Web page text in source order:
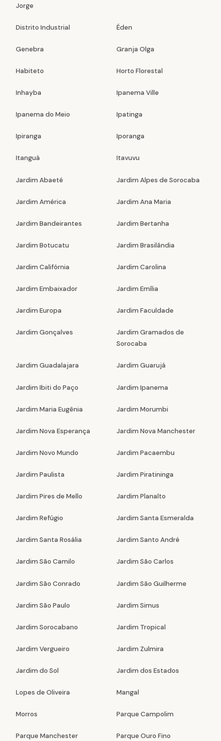
Jorge
Distrito Industrial Éden
Genebra Granja Olga
Habiteto Horto Florestal
Inhayba Ipanema Ville
Ipanema do Meio Ipatinga
Ipiranga Iporanga
Itanguá Itavuvu
Jardim Abaeté Jardim Alpes de Sorocaba
Jardim América Jardim Ana Maria
Jardim Bandeirantes Jardim Bertanha
Jardim Botucatu Jardim Brasilândia
Jardim Califórnia Jardim Carolina
Jardim Embaixador Jardim Emília
Jardim Europa Jardim Faculdade
Jardim Gonçalves
Jardim Gramados de
Sorocaba
Jardim Guadalajara Jardim Guarujá
Jardim Ibiti do Paço Jardim Ipanema
Jardim Maria Eugênia Jardim Morumbi
Jardim Nova Esperança Jardim Nova Manchester
Jardim Novo Mundo Jardim Pacaembu
Jardim Paulista Jardim Piratininga
Jardim Pires de Mello Jardim Planalto
Jardim Refúgio Jardim Santa Esmeralda
Jardim Santa Rosália Jardim Santo André
Jardim São Camilo Jardim São Carlos
Jardim São Conrado Jardim São Guilherme
Jardim São Paulo Jardim Simus
Jardim Sorocabano Jardim Tropical
Jardim Vergueiro Jardim Zulmira
Jardim do Sol Jardim dos Estados
Lopes de Oliveira Mangal
Morros Parque Campolim
Parque Manchester Parque Ouro Fino